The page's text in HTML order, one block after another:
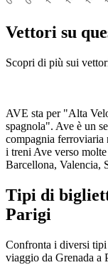
Vettori su
Scopri di più sui
AVE sta per "Alta
spagnola". Ave è un
compagnia ferroviaria
i treni Ave verso
Barcellona, Valencia,
Tipi di
Parigi
Confronta i diversi
viaggio da Grenada a